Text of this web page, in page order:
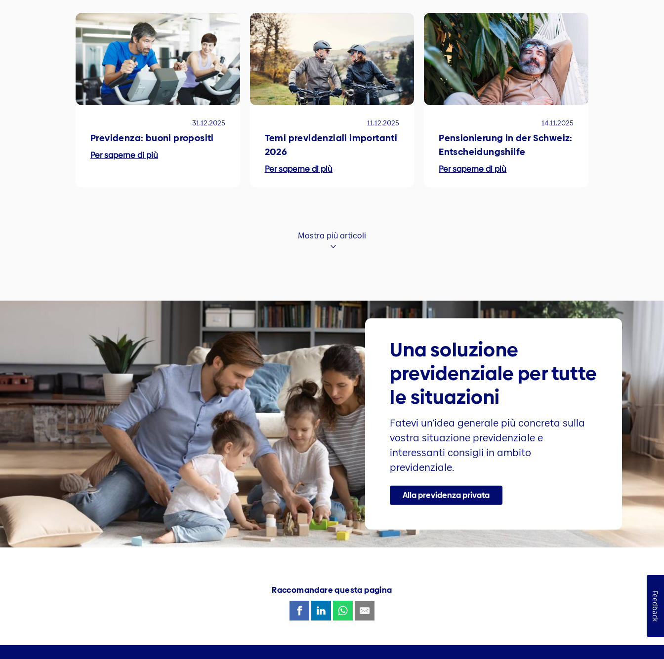
31.12.2025
Previdenza: buoni propositi
Per saperne di più
11.12.2025
Temi previdenziali importanti
2026
Per saperne di più
14.11.2025
Pensionierung in der Schweiz:
Entscheidungshilfe
Per saperne di più
Mostra più articoli
Una soluzione
previdenziale per tutte
le situazioni
Fatevi un’idea generale più concreta sulla
vostra situazione previdenziale e
interessanti consigli in ambito
previdenziale.
Alla previdenza privata
Raccomandare questa pagina
Feedback